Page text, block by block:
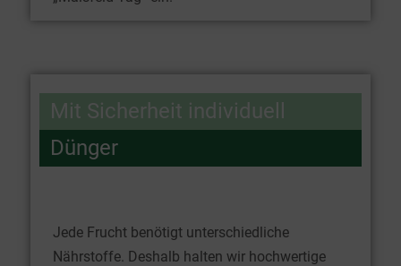
Mit Sicherheit individuell
Dünger
Jede Frucht benötigt unterschiedliche
Nährstoffe. Deshalb halten wir hochwertige